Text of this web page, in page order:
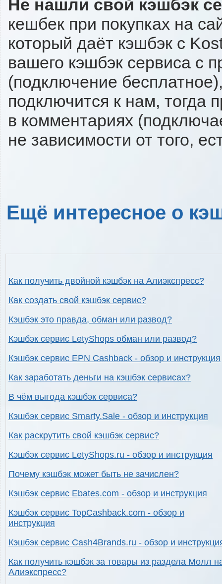
Не нашли свой кэшбэк
кешбек при покупках на
который даёт кэшбэк с
вашего кэшбэк сервиса с
(подключение
подключится к нам, тогда
в комментариях
не зависимости от того,
Ещё интересное о
Как получить двойной кэшбэк на Алиэкспресс?
Как создать свой кэшбэк сервис?
Кэшбэк это правда, обман или развод?
Кэшбэк сервис LetyShops обман или развод?
Кэшбэк сервис EPN Cashback - обзор и инструкция
Как заработать деньги на кэшбэк сервисах?
В чём выгода кэшбэк сервиса?
Кэшбэк сервис Smarty.Sale - обзор и инструкция
Как раскрутить свой кэшбэк сервис?
Кэшбэк сервис LetyShops.ru - обзор и инструкция
Почему кэшбэк может быть не зачислен?
Кэшбэк сервис Ebates.com - обзор и инструкция
Кэшбэк сервис TopCashback.com - обзор и
инструкция
Кэшбэк сервис Cash4Brands.ru - обзор и
Как получить кэшбэк за товары из раздела Молл
Алиэкспресс?